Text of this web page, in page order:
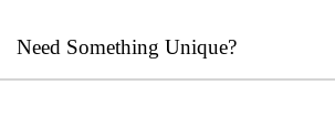
Need Something Unique?